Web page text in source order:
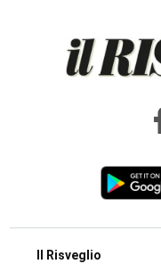
Il Risveglio